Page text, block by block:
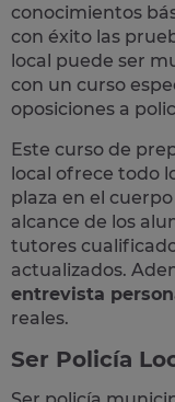
conocimientos
con éxito las
local puede ser
con un curso
oposiciones a
Este curso de
local ofrece todo
plaza en el
alcance de los
tutores
actualizados.
entrevista
reales.
Ser Policía